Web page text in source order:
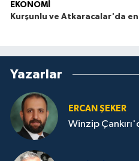
EKONOMİ
Kurşunlu ve Atkaracalar'da
Yazarlar
ERCAN ŞEKER
Winzip